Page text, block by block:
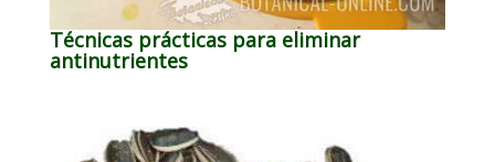
Técnicas prácticas para eliminar
antinutrientes